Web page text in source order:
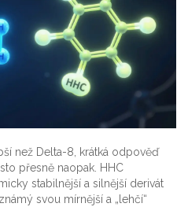
než Delta-8, krátká odpověď
přesně naopak. HHC
stabilnější a silnější derivát
svou mírnější a „lehčí“